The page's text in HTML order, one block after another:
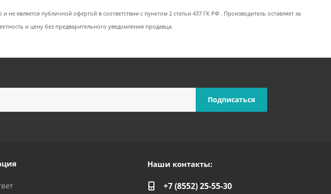
является публичной офертой в соответствии с пунктом 2 статьи 437 ГК РФ . Производитель оставляет за
и цену без предварительного уведомления продавца.
Наши контакты:
+7 (8552) 25-55-30